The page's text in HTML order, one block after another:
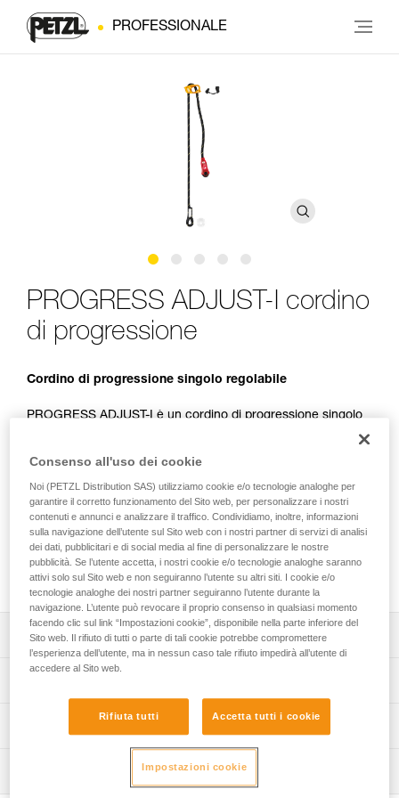
PROFESSIONALE
PROGRESS ADJUST-I cordino
di progressione
Cordino di progressione singolo regolabile
PROGRESS ADJUST-I è un cordino di progressione singolo
regolabile che, in abbinamento a un altro cordino, consente
(risalita su corda, spostamento su corrimano...). Grazie al
bloccante ADJUST, la lunghezza si adatta molto facilmente e
rapidamente. Reversibile, il bloccante ADJUST può essere
posizionato sull’ancoraggio o sul punto di attacco ventrale
dell’imbracatura. Gli accessori CAPTIV ADJUST e STUART
mantengono i connettori in posizione corretta per facilitare il
moschettonaggio.
Descrizione
Cordino singolo regolabile che, in abbinamento a un altro
PROGRESS ADJUST-I per consentire di regolare la
Peso: 185 g
alta densità (PEHD), elastomero
Lunghezza: fino a 100 cm
Scarica il pdf technical-notice-PROGRESS-ADJUST-I-1
Consenso all'uso dei cookie
Noi (PETZL Distribution SAS) utilizziamo cookie e/o tecnologie analoghe per
garantire il corretto funzionamento del Sito web, per personalizzare i nostri
contenuti e annunci e analizzare il traffico. Condividiamo, inoltre, informazioni
sulla navigazione dell’utente sul Sito web con i nostri partner di servizi di analisi
dei dati, pubblicitari e di social media al fine di personalizzare le nostre
pubblicità. Se l’utente accetta, i nostri cookie e/o tecnologie analoghe saranno
attivi solo sul Sito web e non seguiranno l’utente su altri siti. I cookie e/o
tecnologie analoghe dei nostri partner seguiranno l’utente durante la
navigazione. L’utente può revocare il proprio consenso in qualsiasi momento
facendo clic sul link “Impostazioni cookie”, disponibile nella parte inferiore del
Sito web. Il rifiuto di tutti o parte di tali cookie potrebbe compromettere
l’esperienza dell’utente, ma in nessun caso tale rifiuto impedirà all’utente di
accedere al Sito web.
Rifiuta tutti Accetta tutti i cookie
Impostazioni cookie